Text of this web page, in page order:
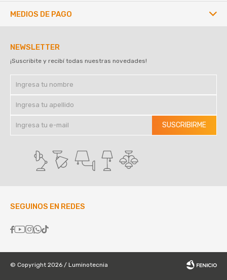
NEWSLETTER
¡Suscribite y recibí todas nuestras novedades!
SUSCRIBIRME
SEGUINOS EN REDES

MEDIOS DE PAGO
© Copyright 2026 / Luminotecnia